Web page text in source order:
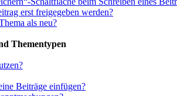
erst freigegeben werden?
als neu?
Thementypen
Beiträge einfügen?